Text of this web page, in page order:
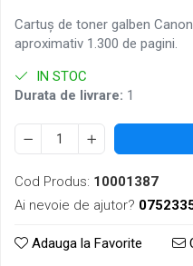
Cartuș de toner galben
aproximativ 1.300 de pagini.
IN STOC
Durata de livrare: 1
Cod Produs: 10001387
Ai nevoie de ajutor?
Adauga la Favorite